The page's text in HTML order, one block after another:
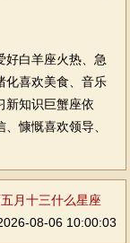
白羊座火热、急
化喜欢美食、音乐
新知识巨蟹座依
慷慨喜欢领导、
月十三什么星座
08-06 10:00:03